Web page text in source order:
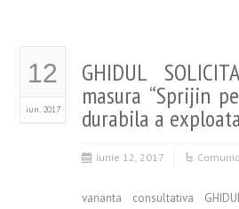
12
iun. 2017
GHIDUL
masura “Sprijin
durabila a
iunie 12, 2017
varianta consultativa